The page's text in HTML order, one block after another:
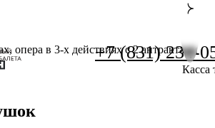
+7 (831) 234-
Касса
опера в 3-х действиях с 2 антрактами